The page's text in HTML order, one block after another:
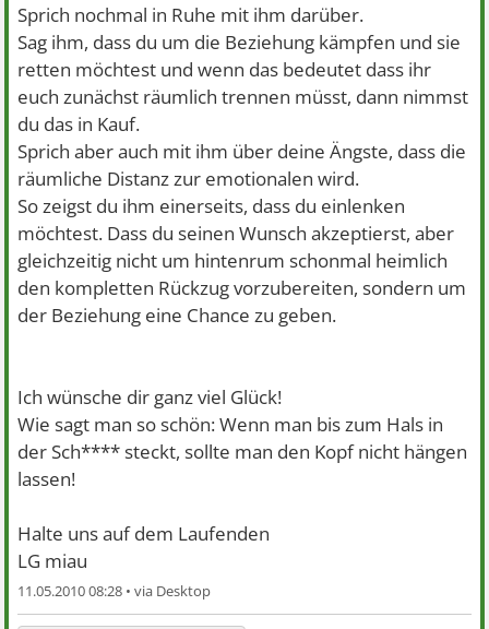
Sprich nochmal in Ruhe mit ihm darüber.
Sag ihm, dass du um die Beziehung kämpfen und sie
retten möchtest und wenn das bedeutet dass ihr
euch zunächst räumlich trennen müsst, dann nimmst
du das in Kauf.
Sprich aber auch mit ihm über deine Ängste, dass die
räumliche Distanz zur emotionalen wird.
So zeigst du ihm einerseits, dass du einlenken
möchtest. Dass du seinen Wunsch akzeptierst, aber
gleichzeitig nicht um hintenrum schonmal heimlich
den kompletten Rückzug vorzubereiten, sondern um
der Beziehung eine Chance zu geben.
Ich wünsche dir ganz viel Glück!
Wie sagt man so schön: Wenn man bis zum Hals in
der Sch**** steckt, sollte man den Kopf nicht hängen
lassen!
Halte uns auf dem Laufenden
LG miau
11.05.2010 08:28 •